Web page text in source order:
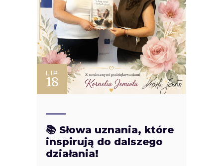
LIP
18
📚 Słowa uznania, które
inspirują do dalszego
działania!